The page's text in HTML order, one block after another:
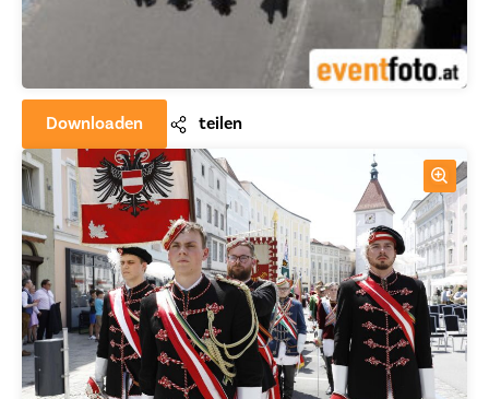
Downloaden teilen